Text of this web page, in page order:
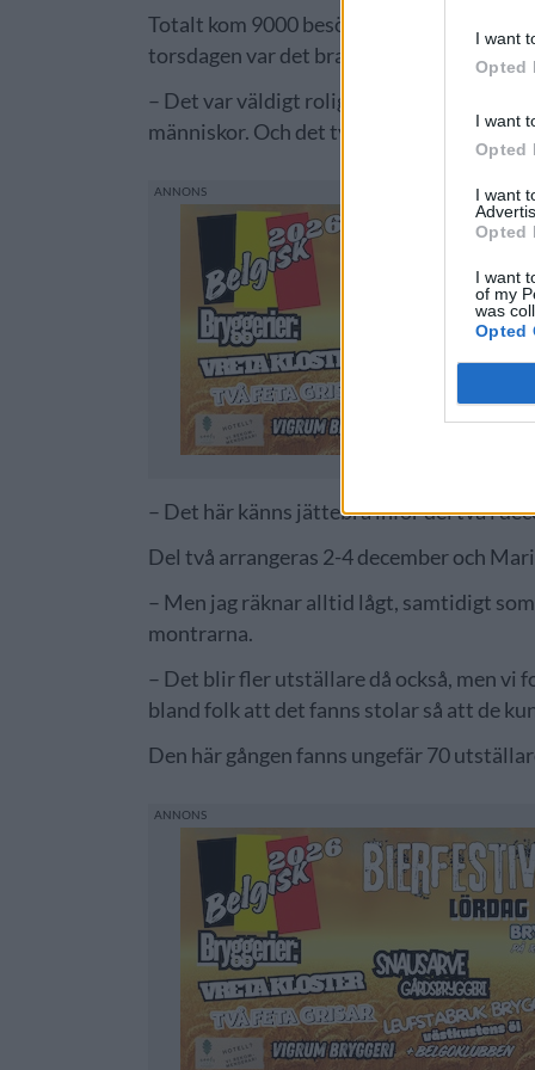
I want
Opted
I want
Opted
I want
Opted
I want
of my
was
Opted
Totalt kom 9000 besökare fördelat på de
torsdagen var det branschdag, då det
– Det var väldigt roligt. Mycket folk, men
människor. Och det tycker man ju om att
– Det här känns jättebra inför del två i
Del två arrangeras 2-4 december och
– Men jag räknar alltid lågt, samtidigt
montrarna.
– Det blir fler utställare då också, men
bland folk att det fanns stolar så att de
Den här gången fanns ungefär 70